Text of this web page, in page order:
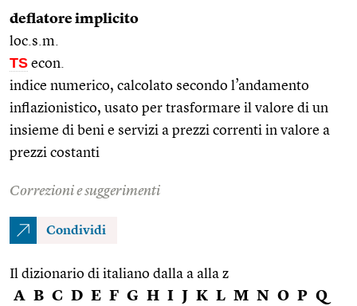
deflatore implicito
loc.s.m.
TS econ.
indice numerico, calcolato secondo l’andamento
inflazionistico, usato per trasformare il valore di un
insieme di beni e servizi a prezzi correnti in valore a
prezzi costanti
Correzioni e suggerimenti
Condividi
Il dizionario di italiano dalla a alla z
A B C D E F G H I J K L M N O P Q